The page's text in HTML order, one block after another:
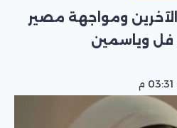
ومواجهة مصير
وياسمين